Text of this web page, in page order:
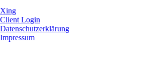
Xing
Client Login
Datenschutzerklärung
Impressum